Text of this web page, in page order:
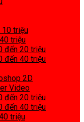
10 triệu
triệu
đến 20 triệu
đến 40 triệu
2D
Video
đến 20 triệu
đến 40 triệu
triệu